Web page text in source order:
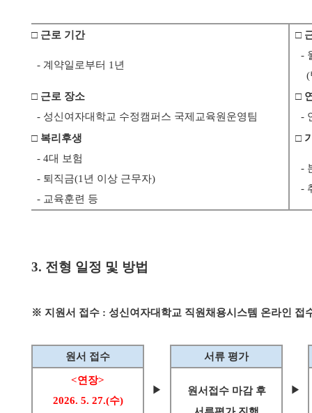
□ 근로 기간 □
- 계약일로부터 1년
-
(
□ 근로 장소
□
- 성신여자대학교 수정캠퍼스 국제교육원운영팀
-
□ 복리후생
□
- 4대 보험
- 퇴직금(1년 이상 근무자)
- 교육훈련 등
-
-
3. 전형 일정 및 방법
※ 지원서 접수 : 성신여자대학교 직원채용시스템 온라인 접
원서 접수
▶
서류 평가
▶
<연장>
2026. 5. 27.(수)
원서접수 마감 후